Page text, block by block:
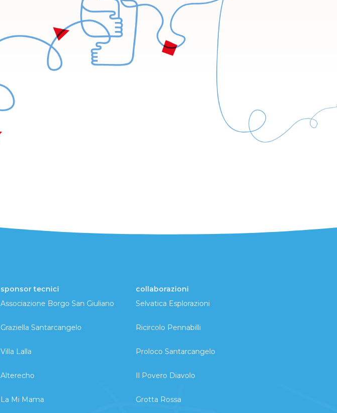
sponsor tecnici
Associazione Borgo San Giuliano
Graziella Santarcangelo
Villa Lalla
Alterecho
La Mi Mama
collaborazioni
Selvatica Esplorazioni
Ricircolo Pennabilli
Proloco Santarcangelo
Il Povero Diavolo
Grotta Rossa